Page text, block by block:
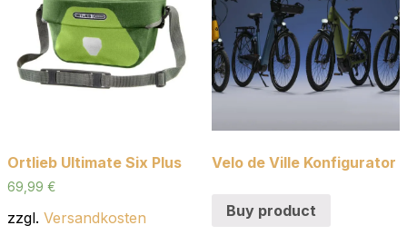
Ortlieb Ultimate Six Plus
69,99 €
zzgl. Versandkosten
Velo de Ville Konfigurator
Buy product